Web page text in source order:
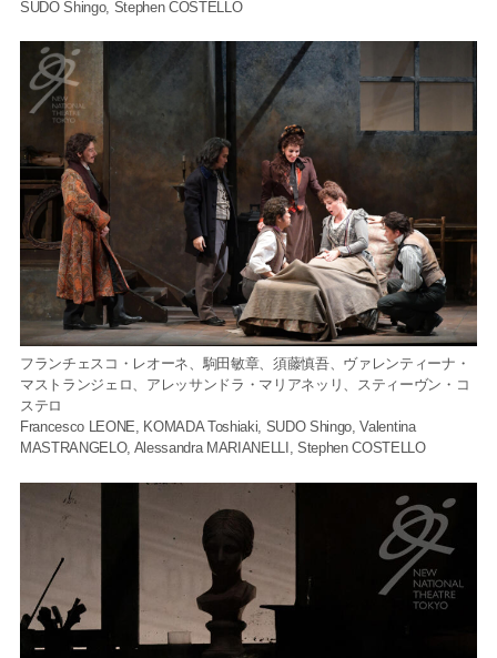
SUDO Shingo, Stephen COSTELLO
フランチェスコ・レオーネ、駒田敏章、須藤慎吾、ヴァレンティーナ・
マストランジェロ、アレッサンドラ・マリアネッリ、スティーヴン・コ
ステロ
Francesco LEONE, KOMADA Toshiaki, SUDO Shingo, Valentina
MASTRANGELO, Alessandra MARIANELLI, Stephen COSTELLO